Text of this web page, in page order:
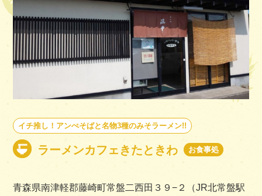
イチ推し！アンぺそばと名物3種のみそラーメン!!
ラーメンカフェきたときわ お食事処
青森県南津軽郡藤崎町常盤二西田３９−２（JR北常盤駅